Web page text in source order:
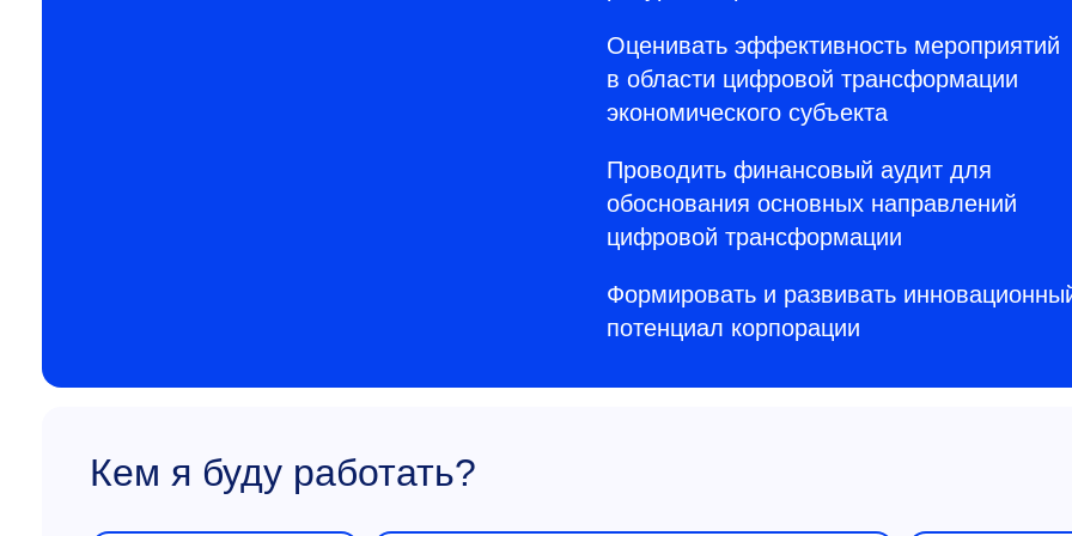
Оценивать эффективность мероприятий
в области цифровой трансформации
экономического субъекта
Проводить финансовый аудит для
обоснования основных направлений
цифровой трансформации
Формировать и развивать
потенциал корпорации
Кем я буду работать?